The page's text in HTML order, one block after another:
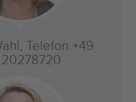
Telefon +49
20278720